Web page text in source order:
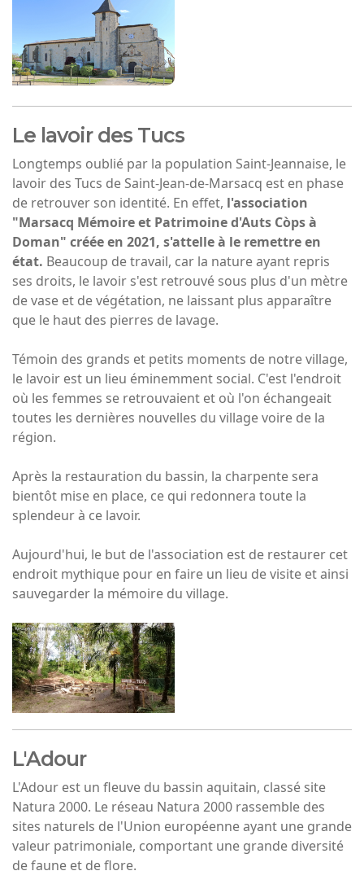
Le lavoir des Tucs
Longtemps oublié par la population Saint-Jeannaise, le
lavoir des Tucs de Saint-Jean-de-Marsacq est en phase
de retrouver son identité. En effet, l'association
"Marsacq Mémoire et Patrimoine d'Auts Còps à
Doman" créée en 2021, s'attelle à le remettre en
état. Beaucoup de travail, car la nature ayant repris
ses droits, le lavoir s'est retrouvé sous plus d'un mètre
de vase et de végétation, ne laissant plus apparaître
que le haut des pierres de lavage.
Témoin des grands et petits moments de notre village,
le lavoir est un lieu éminemment social. C'est l'endroit
où les femmes se retrouvaient et où l'on échangeait
toutes les dernières nouvelles du village voire de la
région.
Après la restauration du bassin, la charpente sera
bientôt mise en place, ce qui redonnera toute la
splendeur à ce lavoir.
Aujourd'hui, le but de l'association est de restaurer cet
endroit mythique pour en faire un lieu de visite et ainsi
sauvegarder la mémoire du village.
L'Adour
L'Adour est un fleuve du bassin aquitain, classé site
Natura 2000. Le réseau Natura 2000 rassemble des
sites naturels de l'Union européenne ayant une grande
valeur patrimoniale, comportant une grande diversité
de faune et de flore.